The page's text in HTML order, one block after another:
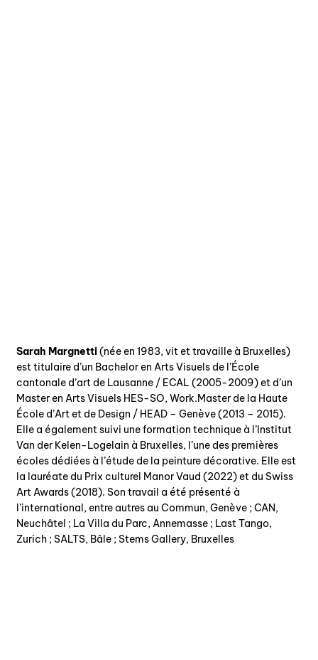
Sarah Margnetti(née en 1983, vit et travaille à Bruxelles)
est titulaire d’un Bachelor en Arts Visuels de l’École
cantonale d’art de Lausanne / ECAL (2005-2009) et d’un
Master en Arts Visuels HES-SO, Work.Master de la Haute
École d’Art et de Design / HEAD – Genève (2013 – 2015).
Elle a également suivi une formation technique à l’Institut
Van der Kelen-Logelain à Bruxelles, l’une des premières
écoles dédiées à l’étude de la peinture décorative. Elle est
la lauréate du Prix culturel Manor Vaud (2022) et du Swiss
Art Awards (2018). Son travail a été présenté à
l’international, entre autres au Commun, Genève ; CAN,
Neuchâtel ; La Villa du Parc, Annemasse ; Last Tango,
Zurich ; SALTS, Bâle ; Stems Gallery, Bruxelles